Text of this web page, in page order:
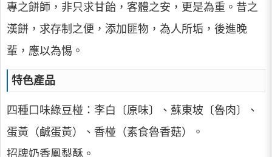
專之餅師，非只求甘飴，客體之安，更是為重。昔之
漢餅，求存制之便，添加匪物，為人所垢，後進晚
輩，應以為惕。
特色產品
四種口味綠豆椪：李白〔原味〕、蘇東坡〔魯肉〕、
蛋黃（鹹蛋黃）、香椪（素食魯香菇）。
招牌奶香鳳梨酥。